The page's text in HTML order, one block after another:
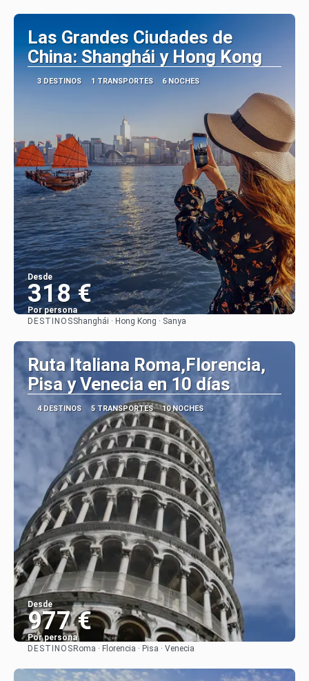
Las Grandes Ciudades de
China: Shanghái y Hong Kong
3 DESTINOS 1 TRANSPORTES 6 NOCHES
Desde
318 €
Por persona
Ver
DESTINOSShanghái · Hong Kong · Sanya
Ruta Italiana Roma,Florencia,
Pisa y Venecia en 10 días
4 DESTINOS 5 TRANSPORTES 10 NOCHES
Desde
977 €
Por persona
DESTINOS Roma · Florencia · Pisa · Venecia